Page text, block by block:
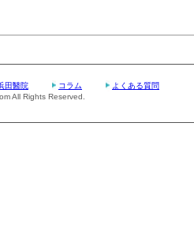
田醫院 コラム
よくある質問
All Rights Reserved.